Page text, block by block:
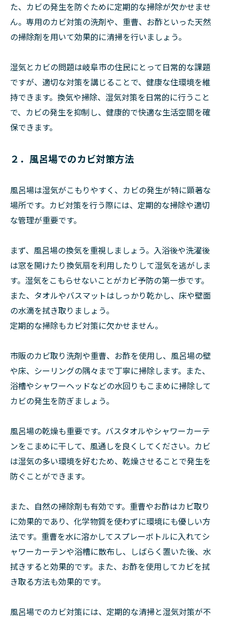
た、カビの発生を防ぐために定期的な掃除が欠かせませ
ん。専用のカビ対策の洗剤や、重曹、お酢といった天然
の掃除剤を用いて効果的に清掃を行いましょう。
湿気とカビの問題は岐阜市の住民にとって日常的な課題
ですが、適切な対策を講じることで、健康な住環境を維
持できます。換気や掃除、湿気対策を日常的に行うこと
で、カビの発生を抑制し、健康的で快適な生活空間を確
保できます。
２．風呂場でのカビ対策方法
風呂場は湿気がこもりやすく、カビの発生が特に顕著な
場所です。カビ対策を行う際には、定期的な掃除や適切
な管理が重要です。
まず、風呂場の換気を重視しましょう。入浴後や洗濯後
は窓を開けたり換気扇を利用したりして湿気を逃がしま
す。湿気をこもらせないことがカビ予防の第一歩です。
また、タオルやバスマットはしっかり乾かし、床や壁面
の水滴を拭き取りましょう。
定期的な掃除もカビ対策に欠かせません。
市販のカビ取り洗剤や重曹、お酢を使用し、風呂場の壁
や床、シーリングの隅々まで丁寧に掃除します。また、
浴槽やシャワーヘッドなどの水回りもこまめに掃除して
カビの発生を防ぎましょう。
風呂場の乾燥も重要です。バスタオルやシャワーカーテ
ンをこまめに干して、風通しを良くしてください。カビ
は湿気の多い環境を好むため、乾燥させることで発生を
防ぐことができます。
また、自然の掃除剤も有効です。重曹やお酢はカビ取り
に効果的であり、化学物質を使わずに環境にも優しい方
法です。重曹を水に溶かしてスプレーボトルに入れてシ
ャワーカーテンや浴槽に散布し、しばらく置いた後、水
拭きすると効果的です。また、お酢を使用してカビを拭
き取る方法も効果的です。
風呂場でのカビ対策には、定期的な清掃と湿気対策が不